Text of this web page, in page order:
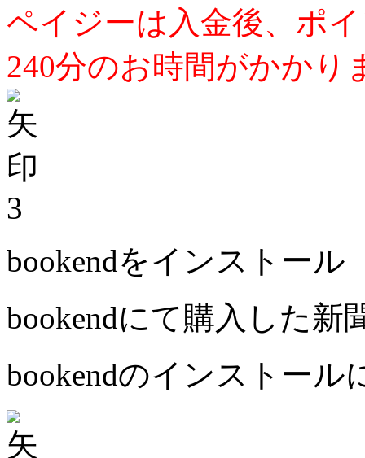
ペイジーは入金後、ポ
240分のお時間がかかり
3
bookendをインストール
bookendにて購入した新
bookendのインストール